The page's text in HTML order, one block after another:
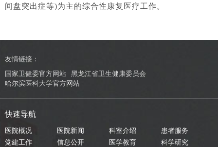
间盘突出症等)为主的综合性康复医疗工作。
友情链接：
国家卫健委官方网站
黑龙江省卫生健康委员会
哈尔滨医科大学官方网站
快速导航
医院概况 医院新闻 科室介绍
患者服务
党建工作
信息公开 医学教育
科学研究